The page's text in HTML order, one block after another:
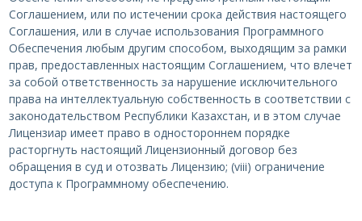
Соглашением, или по истечении срока действия настоящего
Соглашения, или в случае использования Программного
Обеспечения любым другим способом, выходящим за рамки
прав, предоставленных настоящим Соглашением, что влечет
за собой ответственность за нарушение исключительного
права на интеллектуальную собственность в соответствии с
законодательством Республики Казахстан, и в этом случае
Лицензиар имеет право в одностороннем порядке
расторгнуть настоящий Лицензионный договор без
обращения в суд и отозвать Лицензию; (viii) ограничение
доступа к Программному обеспечению.